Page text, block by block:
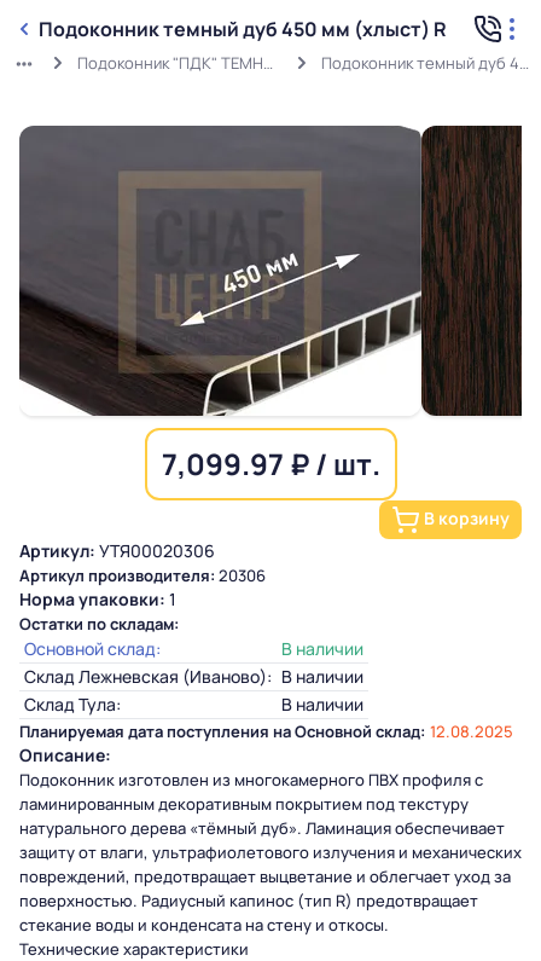
Подоконник темный дуб 450 мм (хлыст) R
Подоконник "ПДК" ТЕМНЫЙ ДУБ ХЛЫСТЫ Подоконник темный дуб 450 мм (хлыст) R
7,099.97 ₽ / шт.
В корзину
Артикул: УТЯ00020306
Артикул производителя: 20306
Норма упаковки: 1
Остатки по складам:
Основной склад:
В наличии
Склад Лежневская (Иваново): В наличии
Склад Тула:
В наличии
Планируемая дата поступления на Основной склад: 12.08.2025
Описание:
Подоконник изготовлен из многокамерного ПВХ профиля с
ламинированным декоративным покрытием под текстуру
натурального дерева «тёмный дуб». Ламинация обеспечивает
защиту от влаги, ультрафиолетового излучения и механических
повреждений, предотвращает выцветание и облегчает уход за
поверхностью. Радиусный капинос (тип R) предотвращает
стекание воды и конденсата на стену и откосы.
Технические характеристики